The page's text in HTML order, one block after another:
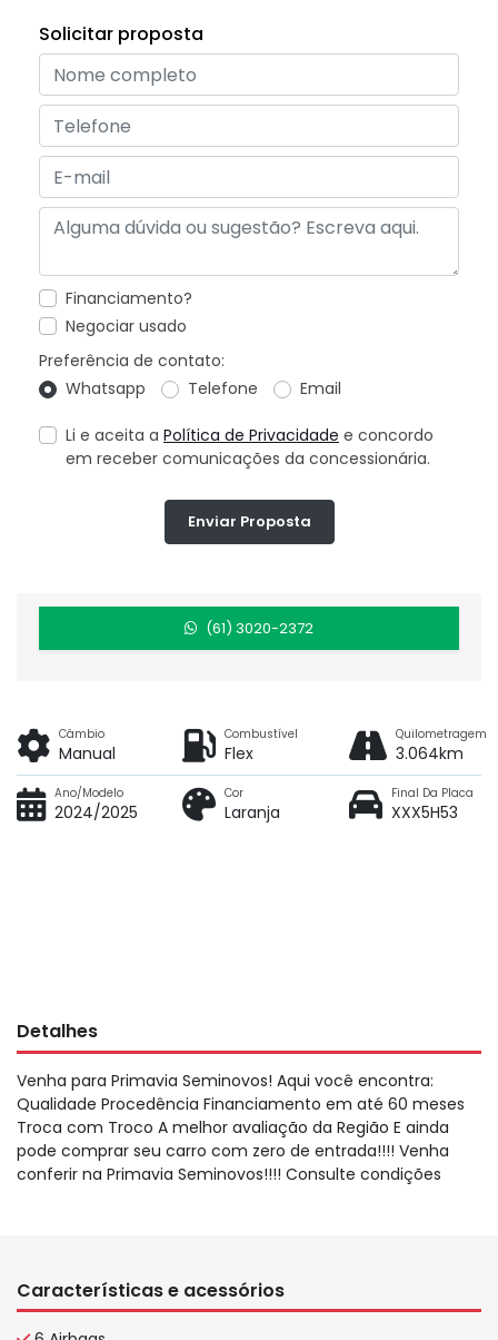
(61) 3020-2372
Solicitar proposta
Financiamento?
Negociar usado
Preferência de contato:
Whatsapp
Telefone Email
Li e aceita a Política de Privacidade e concordo
em receber comunicações da concessionária.
Enviar Proposta
Câmbio
Manual
Combustível
Flex
Quilometragem
3.064km
Ano/Modelo
2024/2025
Cor
Laranja
Final Da Placa
XXX5H53
Detalhes
Venha para Primavia Seminovos! Aqui você encontra:
Qualidade Procedência Financiamento em até 60 meses
Troca com Troco A melhor avaliação da Região E ainda
pode comprar seu carro com zero de entrada!!!! Venha
conferir na Primavia Seminovos!!!! Consulte condições
Características e acessórios